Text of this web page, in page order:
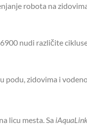
robota na
nudi različite
podu, zidovima i
licu mesta. Sa